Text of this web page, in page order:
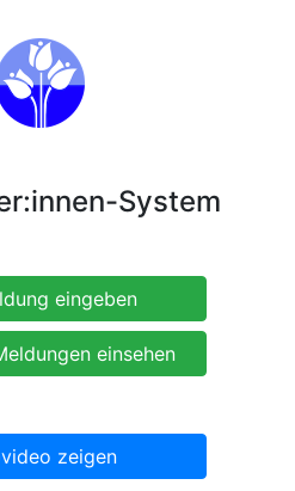
System
eingeben
einsehen
zeigen